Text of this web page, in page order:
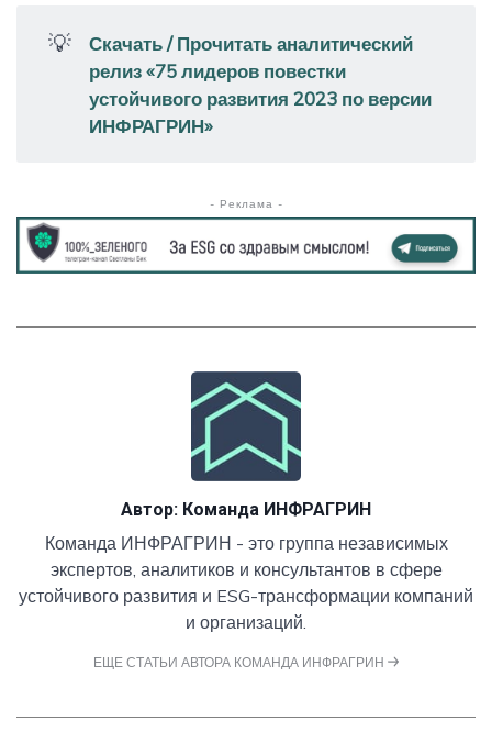
💡
Скачать / Прочитать аналитический
релиз «75 лидеров повестки
устойчивого развития 2023 по версии
ИНФРАГРИН»
- Реклама -
Автор: Команда ИНФРАГРИН
Команда ИНФРАГРИН - это группа независимых
экспертов, аналитиков и консультантов в сфере
устойчивого развития и ESG-трансформации компаний
и организаций.
ЕЩЕ СТАТЬИ АВТОРА КОМАНДА ИНФРАГРИН